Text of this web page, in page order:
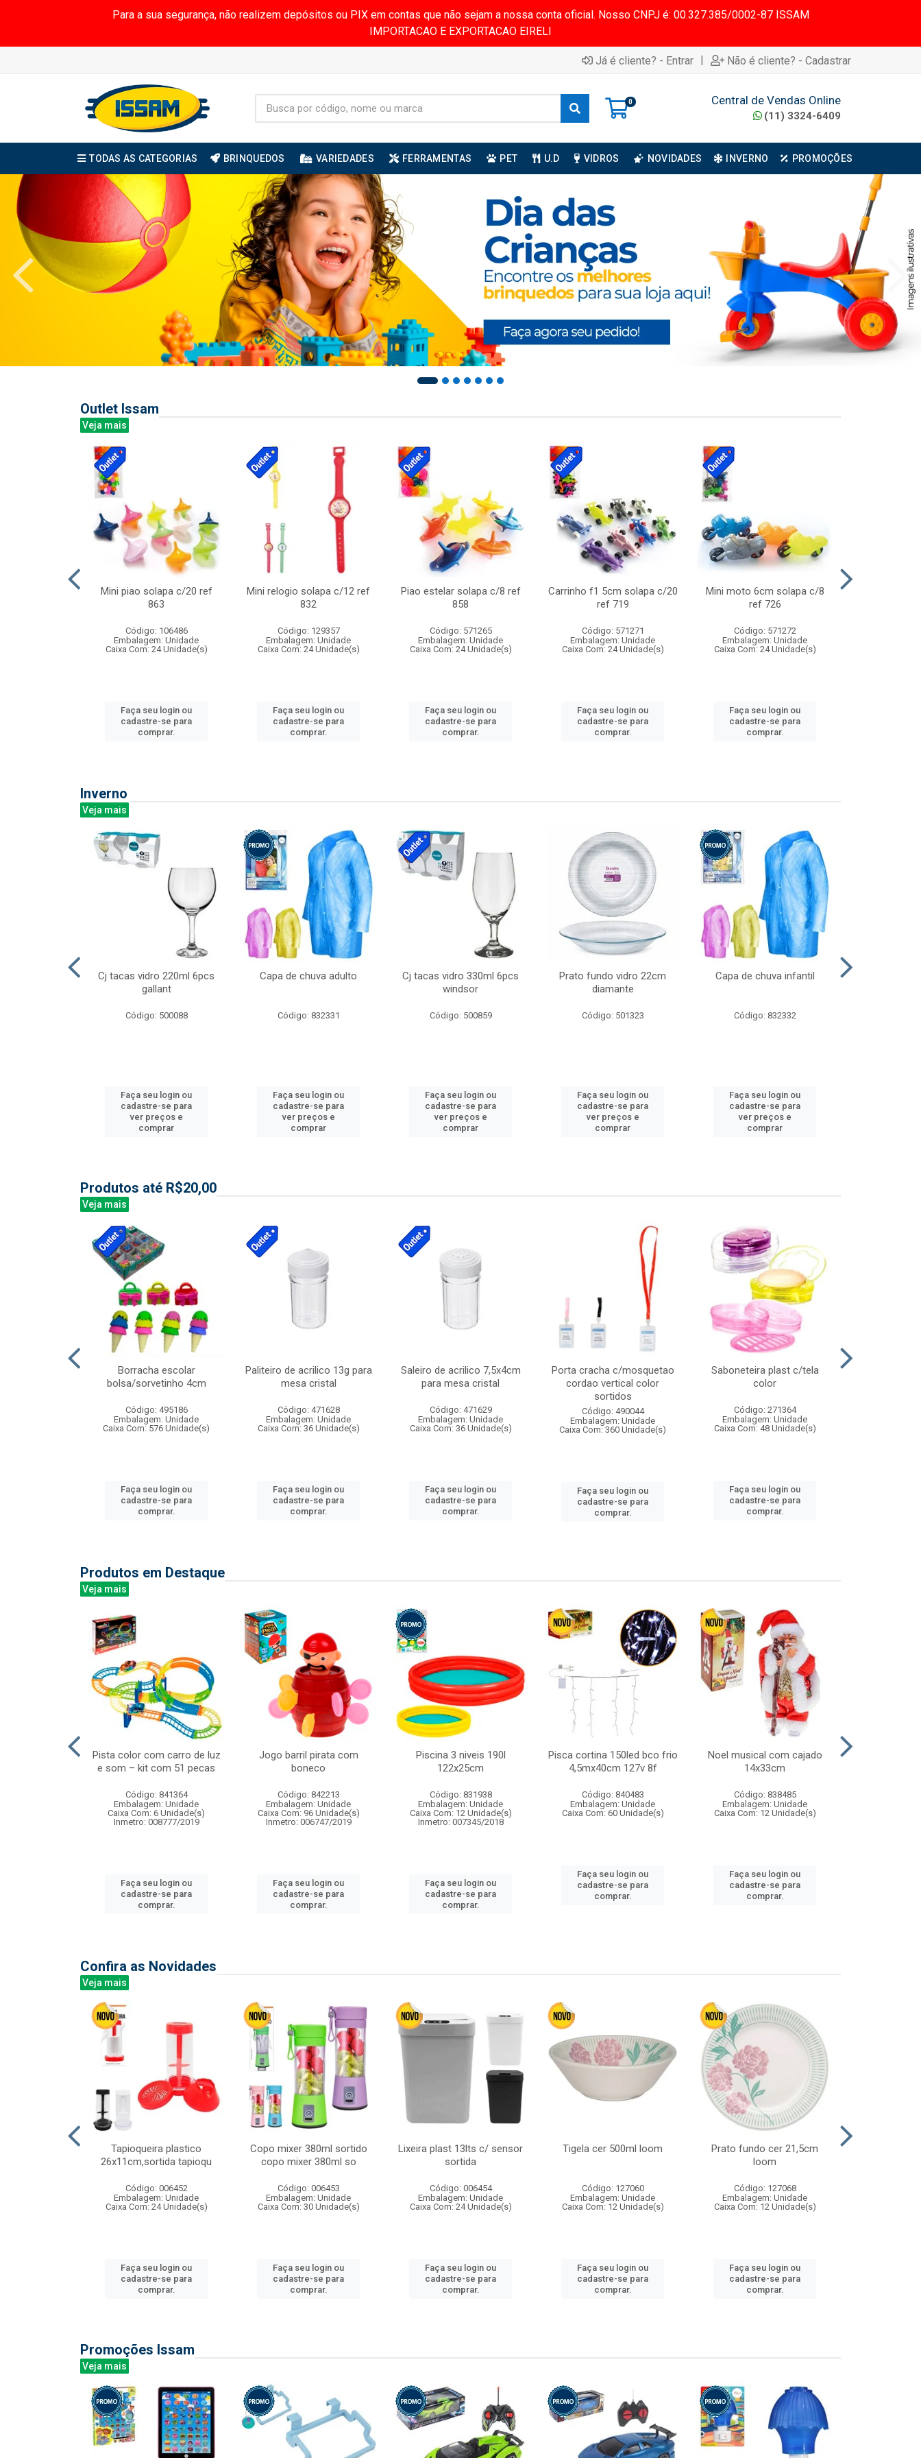
Para a sua segurança, não realizem depósitos ou PIX em contas que não sejam a nossa conta oficial. Nosso CNPJ é: 00.327.385/0002-87 ISSAM
IMPORTACAO E EXPORTACAO EIRELI
Já é cliente? - Entrar | Não é cliente? - Cadastrar
0 Central de Vendas Online
(11) 3324-6409
TODAS AS CATEGORIAS BRINQUEDOS VARIEDADES FERRAMENTAS PET U.D VIDROS NOVIDADES INVERNO PROMOÇÕES
Outlet Issam
Veja mais
Mini piao solapa c/20 ref
863
Código: 106486
Embalagem: Unidade
Caixa Com: 24 Unidade(s)
Faça seu login ou
cadastre-se para
comprar.
Mini relogio solapa c/12 ref
832
Código: 129357
Embalagem: Unidade
Caixa Com: 24 Unidade(s)
Faça seu login ou
cadastre-se para
comprar.
Piao estelar solapa c/8 ref
858
Código: 571265
Embalagem: Unidade
Caixa Com: 24 Unidade(s)
Faça seu login ou
cadastre-se para
comprar.
Carrinho f1 5cm solapa c/20
ref 719
Código: 571271
Embalagem: Unidade
Caixa Com: 24 Unidade(s)
Faça seu login ou
cadastre-se para
comprar.
Mini moto 6cm solapa c/8
ref 726
Código: 571272
Embalagem: Unidade
Caixa Com: 24 Unidade(s)
Faça seu login ou
cadastre-se para
comprar.
Inverno
Veja mais
Cj tacas vidro 220ml 6pcs
gallant
Código: 500088
Faça seu login ou
cadastre-se para
ver preços e
comprar
Capa de chuva adulto
Código: 832331
Faça seu login ou
cadastre-se para
ver preços e
comprar
Cj tacas vidro 330ml 6pcs
windsor
Código: 500859
Faça seu login ou
cadastre-se para
ver preços e
comprar
Prato fundo vidro 22cm
diamante
Código: 501323
Faça seu login ou
cadastre-se para
ver preços e
comprar
Capa de chuva infantil
Código: 832332
Faça seu login ou
cadastre-se para
ver preços e
comprar
Produtos até R$20,00
Veja mais
Borracha escolar
bolsa/sorvetinho 4cm
Código: 495186
Embalagem: Unidade
Caixa Com: 576 Unidade(s)
Faça seu login ou
cadastre-se para
comprar.
Paliteiro de acrilico 13g para
mesa cristal
Código: 471628
Embalagem: Unidade
Caixa Com: 36 Unidade(s)
Faça seu login ou
cadastre-se para
comprar.
Saleiro de acrilico 7,5x4cm
para mesa cristal
Código: 471629
Embalagem: Unidade
Caixa Com: 36 Unidade(s)
Faça seu login ou
cadastre-se para
comprar.
Porta cracha c/mosquetao
cordao vertical color
sortidos
Código: 490044
Embalagem: Unidade
Caixa Com: 360 Unidade(s)
Faça seu login ou
cadastre-se para
comprar.
Saboneteira plast c/tela
color
Código: 271364
Embalagem: Unidade
Caixa Com: 48 Unidade(s)
Faça seu login ou
cadastre-se para
comprar.
Produtos em Destaque
Veja mais
Pista color com carro de luz
e som – kit com 51 pecas
Código: 841364
Embalagem: Unidade
Caixa Com: 6 Unidade(s)
Inmetro: 008777/2019
Faça seu login ou
cadastre-se para
comprar.
Jogo barril pirata com
boneco
Código: 842213
Embalagem: Unidade
Caixa Com: 96 Unidade(s)
Inmetro: 006747/2019
Faça seu login ou
cadastre-se para
comprar.
Piscina 3 niveis 190l
122x25cm
Código: 831938
Embalagem: Unidade
Caixa Com: 12 Unidade(s)
Inmetro: 007345/2018
Faça seu login ou
cadastre-se para
comprar.
Pisca cortina 150led bco frio
4,5mx40cm 127v 8f
Código: 840483
Embalagem: Unidade
Caixa Com: 60 Unidade(s)
Faça seu login ou
cadastre-se para
comprar.
Noel musical com cajado
14x33cm
Código: 838485
Embalagem: Unidade
Caixa Com: 12 Unidade(s)
Faça seu login ou
cadastre-se para
comprar.
Confira as Novidades
Veja mais
Tapioqueira plastico
26x11cm,sortida tapioqu
Código: 006452
Embalagem: Unidade
Caixa Com: 24 Unidade(s)
Faça seu login ou
cadastre-se para
comprar.
Copo mixer 380ml sortido
copo mixer 380ml so
Código: 006453
Embalagem: Unidade
Caixa Com: 30 Unidade(s)
Faça seu login ou
cadastre-se para
comprar.
Lixeira plast 13lts c/ sensor
sortida
Código: 006454
Embalagem: Unidade
Caixa Com: 24 Unidade(s)
Faça seu login ou
cadastre-se para
comprar.
Tigela cer 500ml loom
Código: 127060
Embalagem: Unidade
Caixa Com: 12 Unidade(s)
Faça seu login ou
cadastre-se para
comprar.
Prato fundo cer 21,5cm
loom
Código: 127068
Embalagem: Unidade
Caixa Com: 12 Unidade(s)
Faça seu login ou
cadastre-se para
comprar.
Promoções Issam
Veja mais